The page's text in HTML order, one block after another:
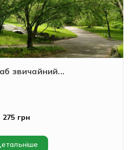
звичайний...
275 грн